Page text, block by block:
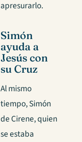
apresurarlo.
Simón
ayuda a
Jesús con
su Cruz
Al mismo
tiempo, Simón
de Cirene, quien
se estaba